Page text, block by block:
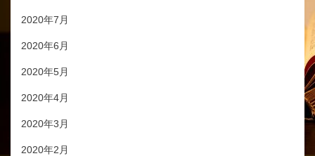
2020年7月
2020年6月
2020年5月
2020年4月
2020年3月
2020年2月